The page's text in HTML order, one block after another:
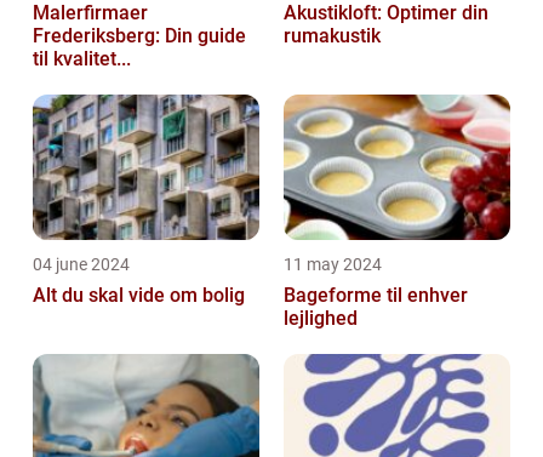
Malerfirmaer
Frederiksberg: Din guide
til kvalitet...
Akustikloft: Optimer din
rumakustik
04 june 2024
Alt du skal vide om bolig
11 may 2024
Bageforme til enhver
lejlighed